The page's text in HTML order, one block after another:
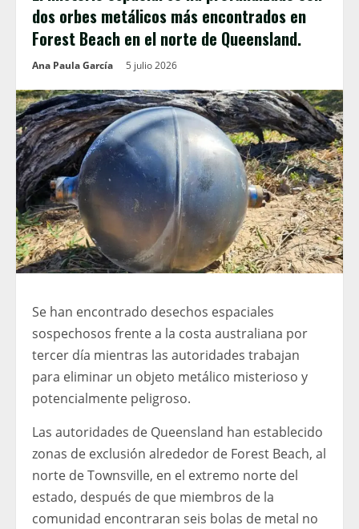
dos orbes metálicos más encontrados en
Forest Beach en el norte de Queensland.
Ana Paula García 5 julio 2026
Se han encontrado desechos espaciales
sospechosos frente a la costa australiana por
tercer día mientras las autoridades trabajan
para eliminar un objeto metálico misterioso y
potencialmente peligroso.
Las autoridades de Queensland han establecido
zonas de exclusión alrededor de Forest Beach, al
norte de Townsville, en el extremo norte del
estado, después de que miembros de la
comunidad encontraran seis bolas de metal no